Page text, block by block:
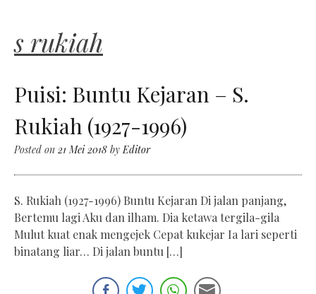
s rukiah
Puisi: Buntu Kejaran – S.
Rukiah (1927-1996)
Posted on 21 Mei 2018 byEditor
S. Rukiah (1927-1996) Buntu Kejaran Di jalan panjang,
Bertemu lagi Aku dan ilham. Dia ketawa tergila-gila
Mulut kuat enak mengejek Cepat kukejar Ia lari seperti
binatang liar… Di jalan buntu […]